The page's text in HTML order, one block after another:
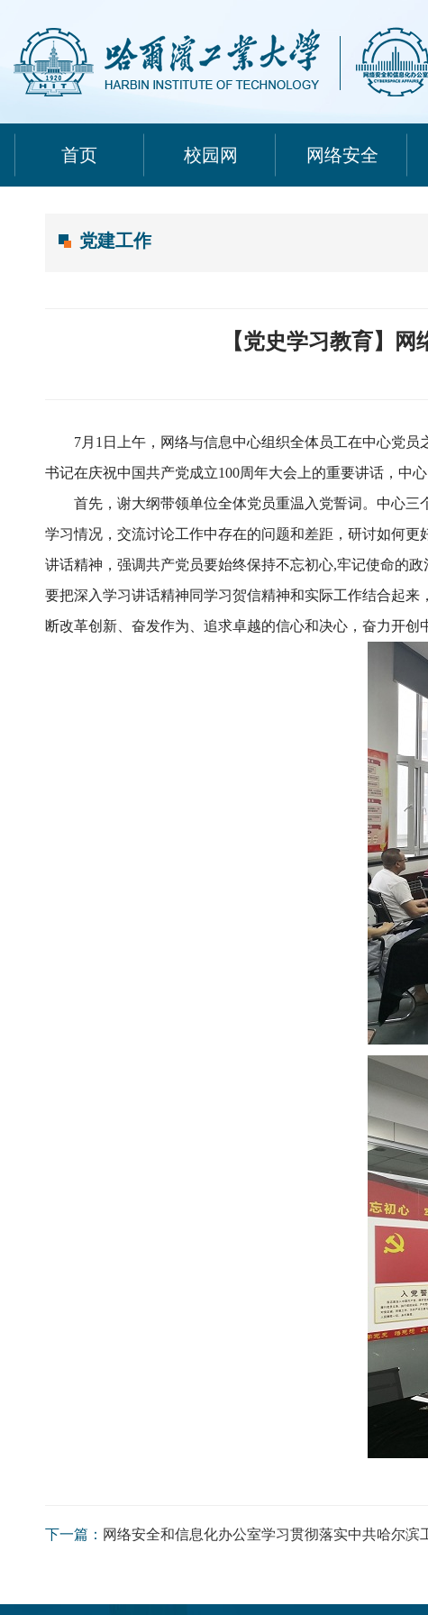
首页 校园网 网络安全
党建工作
【党史学习教育】
7月1日上午，网络与信息中心组织全体员工在中心党
书记在庆祝中国共产党成立100周年大会上的重要讲话，中
首先，谢大纲带领单位全体党员重温入党誓词。中心
学习情况，交流讨论工作中存在的问题和差距，研讨如何
讲话精神，强调共产党员要始终保持不忘初心,牢记使命的
要把深入学习讲话精神同学习贺信精神和实际工作结合起
断改革创新、奋发作为、追求卓越的信心和决心，奋力开创
下一篇： 网络安全和信息化办公室学习贯彻落实中共哈尔